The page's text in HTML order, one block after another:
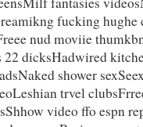
fucking
nud moviie
22 dicksHadwired
shower
trvel
video ffo espn